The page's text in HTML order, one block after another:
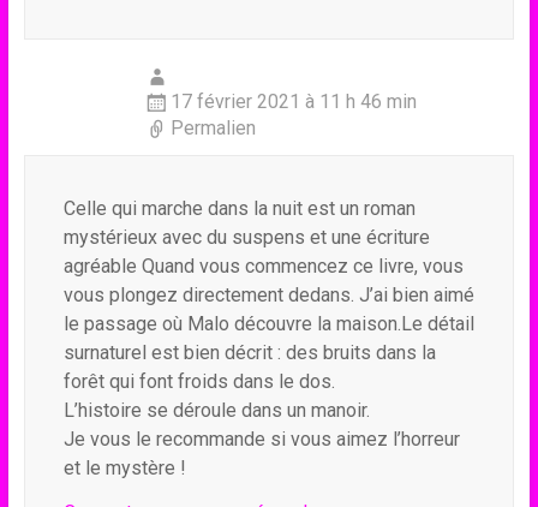
17 février 2021 à 11 h 46 min
Permalien
Celle qui marche dans la nuit est un roman
mystérieux avec du suspens et une écriture
agréable Quand vous commencez ce livre, vous
vous plongez directement dedans. J’ai bien aimé
le passage où Malo découvre la maison.Le détail
surnaturel est bien décrit : des bruits dans la
forêt qui font froids dans le dos.
L’histoire se déroule dans un manoir.
Je vous le recommande si vous aimez l’horreur
et le mystère !